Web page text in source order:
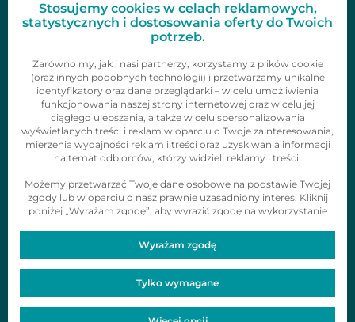
Stosujemy cookies w celach reklamowych,
statystycznych i dostosowania oferty do Twoich
potrzeb.
Zarówno my, jak i nasi partnerzy, korzystamy z plików cookie
(oraz innych podobnych technologii) i przetwarzamy unikalne
identyfikatory oraz dane przeglądarki – w celu umożliwienia
funkcjonowania naszej strony internetowej oraz w celu jej
ciągłego ulepszania, a także w celu spersonalizowania
wyświetlanych treści i reklam w oparciu o Twoje zainteresowania,
mierzenia wydajności reklam i treści oraz uzyskiwania informacji
na temat odbiorców, którzy widzieli reklamy i treści.
Możemy przetwarzać Twoje dane osobowe na podstawie Twojej
zgody lub w oparciu o nasz prawnie uzasadniony interes. Kliknij
poniżej „Wyrażam zgodę”, aby wyrazić zgodę na wykorzystanie
temat plików cookie oraz tego, w jaki sposób my i nasi partnerzy
preferencjami, kliknij w „Więcej opcji”. Zawsze możesz zmienić
zdanie i zmienić wybór zgody w dowolnym momencie.
Więcej informacji znajdziesz w naszej
Wyrażam zgodę
Tylko wymagane
Oferta
Gazetki
Zainspiruj się
Skontaktuj się z nami
Obserwuj nas
Copyright © 2021 Dealz
Informacje o realizowanej
strategii podatkowej
Projekt i wykonanie: